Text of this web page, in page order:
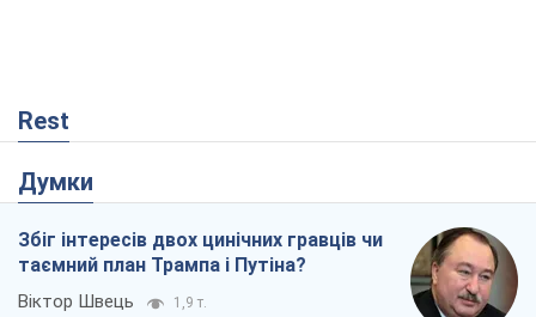
Rest
Думки
Збіг інтересів двох цинічних гравців чи
таємний план Трампа і Путіна?
Віктор Швець 1,9 т.